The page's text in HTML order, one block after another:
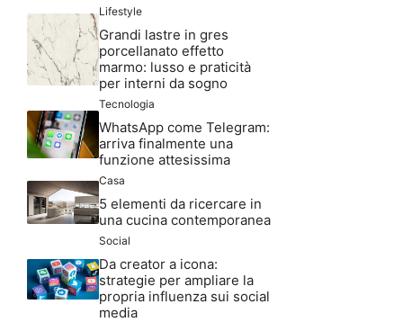
Lifestyle
Grandi lastre in gres
porcellanato effetto
marmo: lusso e praticità
per interni da sogno
Tecnologia
WhatsApp come Telegram:
arriva finalmente una
funzione attesissima
Casa
5 elementi da ricercare in
una cucina contemporanea
Social
Da creator a icona:
strategie per ampliare la
propria influenza sui social
media